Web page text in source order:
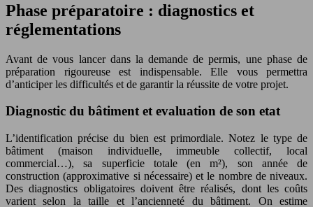
Phase préparatoire : diagnostics et
réglementations
Avant de vous lancer dans la demande de permis, une phase de
préparation rigoureuse est indispensable. Elle vous permettra
d’anticiper les difficultés et de garantir la réussite de votre projet.
Diagnostic du bâtiment et evaluation de son etat
L’identification précise du bien est primordiale. Notez le type de
bâtiment (maison individuelle, immeuble collectif, local
commercial…), sa superficie totale (en m²), son année de
construction (approximative si nécessaire) et le nombre de niveaux.
Des diagnostics obligatoires doivent être réalisés, dont les coûts
varient selon la taille et l’ancienneté du bâtiment. On estime